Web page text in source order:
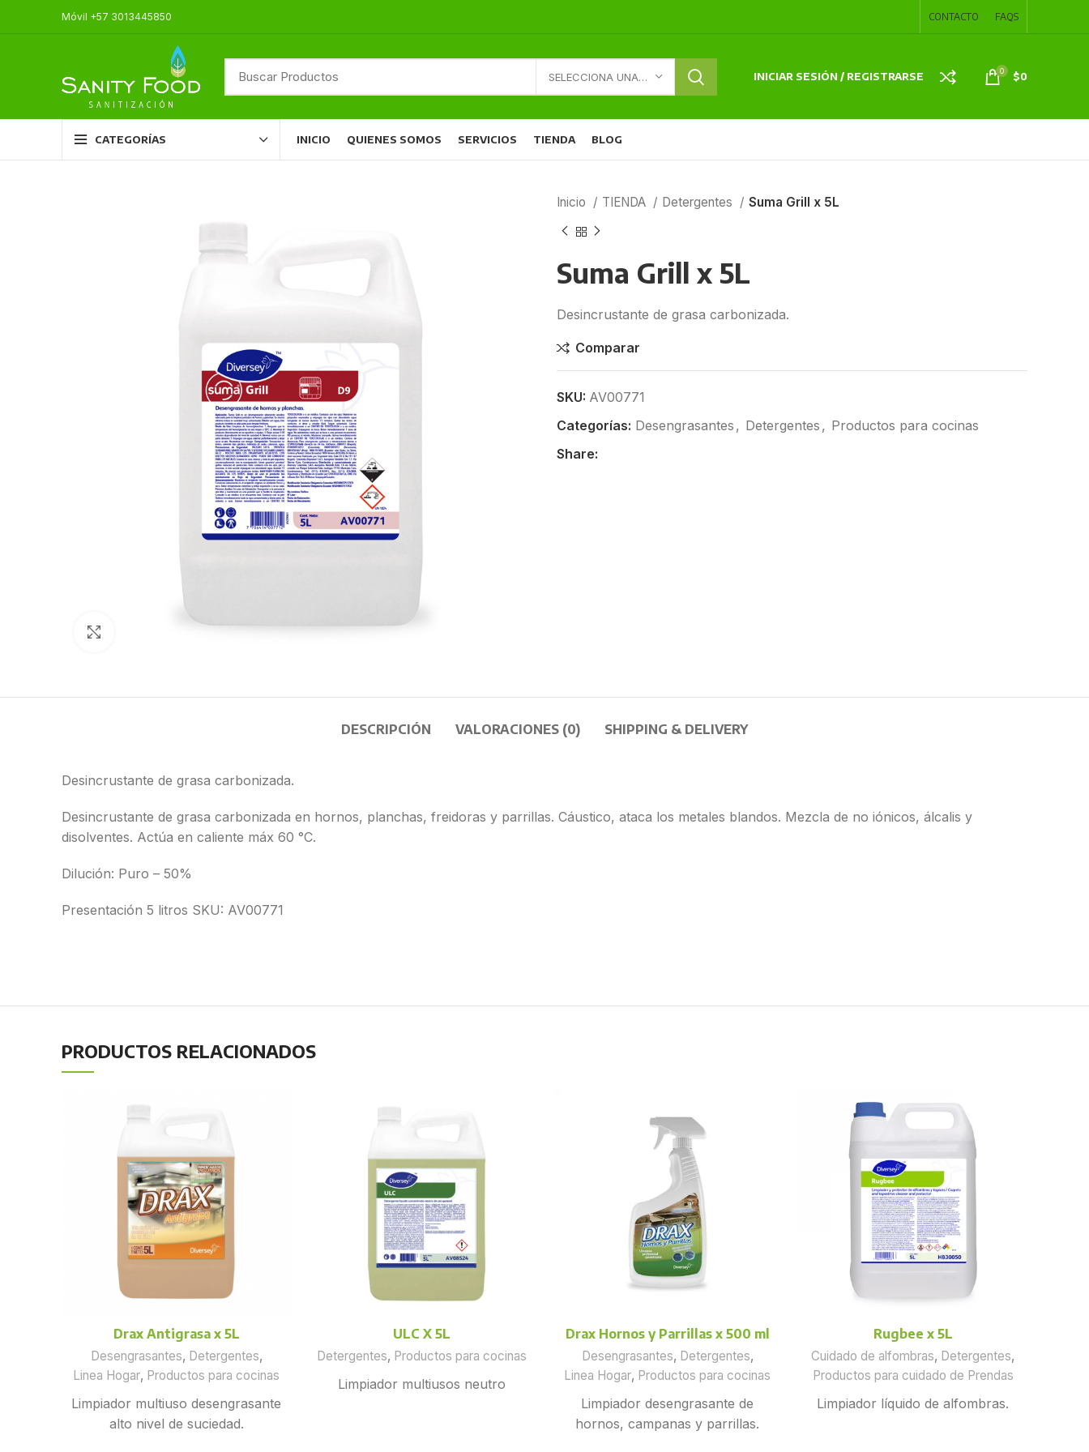
Móvil +57 3013445850 CONTACTO FAQS
SELECCIONA UNA CATEGORÍA INICIAR SESIÓN / REGISTRARSE 0 $0
CATEGORÍAS INICIO QUIENES SOMOS SERVICIOS TIENDA BLOG
Inicio TIENDA Detergentes Suma Grill x 5L
Suma Grill x 5L
Desincrustante de grasa carbonizada.
Comparar
SKU: AV00771
Categorías: Desengrasantes , Detergentes , Productos para cocinas
Share:
DESCRIPCIÓN VALORACIONES (0) SHIPPING & DELIVERY
Desincrustante de grasa carbonizada.
Desincrustante de grasa carbonizada en hornos, planchas, freidoras y parrillas. Cáustico, ataca los metales blandos. Mezcla de no iónicos, álcalis y
disolventes. Actúa en caliente máx 60 °C.
Dilución: Puro – 50%
Presentación 5 litros SKU: AV00771
PRODUCTOS RELACIONADOS
Drax Antigrasa x 5L
Desengrasantes, Detergentes,
Linea Hogar, Productos para cocinas
Limpiador multiuso desengrasante
alto nivel de suciedad.
ULC X 5L
Detergentes, Productos para cocinas
Limpiador multiusos neutro
Drax Hornos y Parrillas x 500 ml
Desengrasantes, Detergentes,
Linea Hogar, Productos para cocinas
Limpiador desengrasante de
hornos, campanas y parrillas.
Rugbee x 5L
Cuidado de alfombras, Detergentes,
Productos para cuidado de Prendas
Limpiador líquido de alfombras.